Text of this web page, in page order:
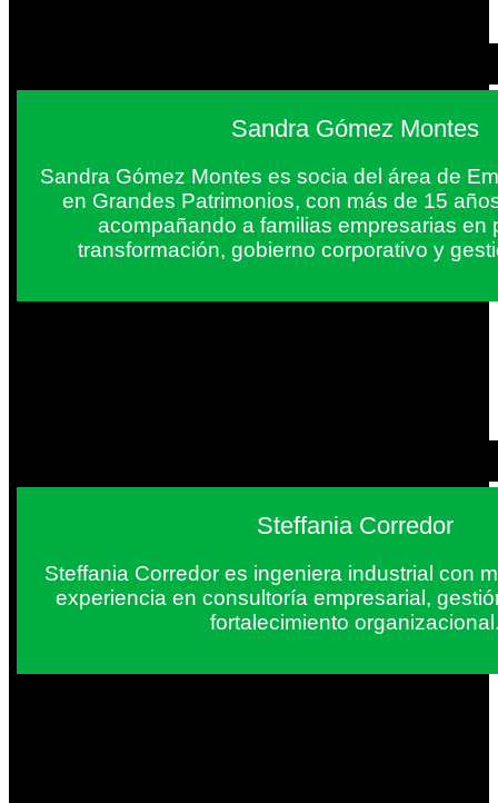
Sandra Gómez Montes
Sandra Gómez Montes es socia del área de
en Grandes Patrimonios, con más de 15
acompañando a familias empresarias en
transformación, gobierno corporativo y
Steffania Corredor
Steffania Corredor es ingeniera industrial con
experiencia en consultoría empresarial,
fortalecimiento